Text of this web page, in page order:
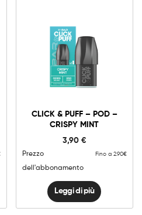
CLICK & PUFF – POD –
CRISPY MINT
3,90 €
Prezzo
dell'abbonamento
Fino a 2.90€
Leggi di più